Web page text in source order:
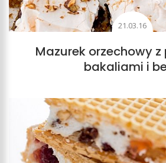
21.03.16
Mazurek orzechowy z
bakaliami i